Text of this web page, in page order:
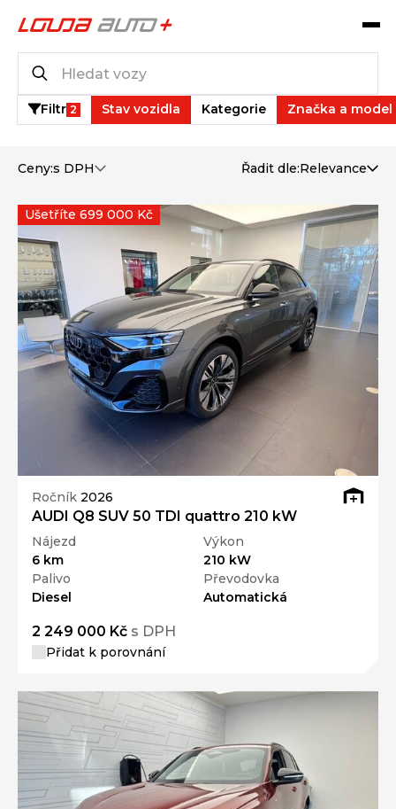
Filtr 2 Stav vozidla Kategorie Značka a model
Ceny:s DPH Řadit dle:Relevance
Ročník 2026
AUDI Q8 SUV 50 TDI quattro 210 kW
Nájezd
6 km
Výkon
210 kW
Palivo
Diesel
Převodovka
Automatická
2 249 000 Kč s DPH
Přidat k porovnání
Ušetříte 699 000 Kč